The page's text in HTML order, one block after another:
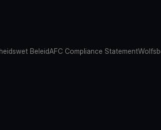
BeleidAFC Compliance Statement